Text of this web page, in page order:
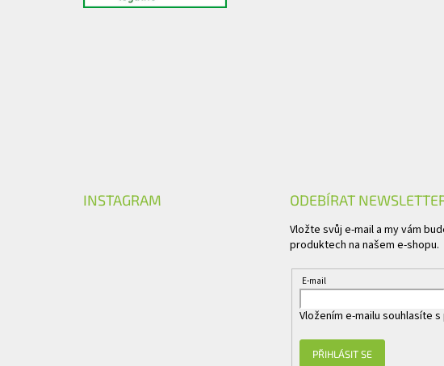
INSTAGRAM ODEBÍRAT
Vložte svůj e-mail a my vám
produktech na našem e-shopu.
E-mail
Vložením e-mailu souhlasíte s
PŘIHLÁSIT SE